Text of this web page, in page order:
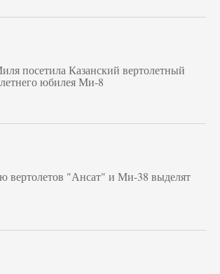
посетила Казанский вертолетный
летнего юбилея Ми-8
вертолетов "Ансат" и Ми-38 выделят